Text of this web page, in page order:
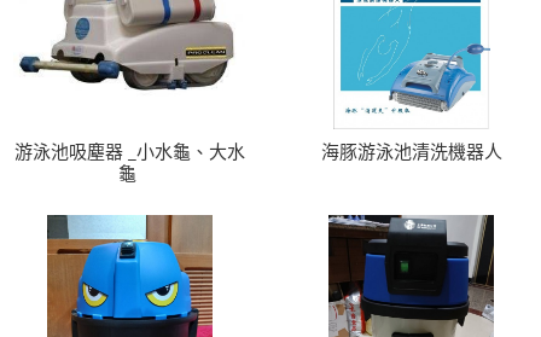
游泳池吸塵器 _小水龜、大水
龜
海豚游泳池清洗機器人